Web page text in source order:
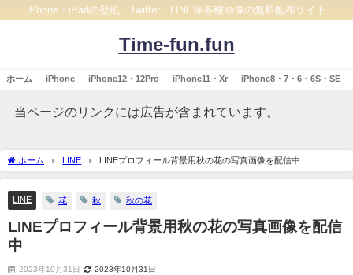
iPhone・iPadの壁紙、Twitter、LINE等各種画像の無料配布サイト
Time-fun.fun
ホーム iPhone iPhone12・12Pro iPhone11・Xr iPhone8・7・6・6S・SE
当ページのリンクには広告が含まれています。
ホーム LINE LINEプロフィール背景用秋の花の写真画像を配信中
LINE 花 秋 秋の花
LINEプロフィール背景用秋の花の写真画像を配信
中
2023年10月31日 2023年10月31日